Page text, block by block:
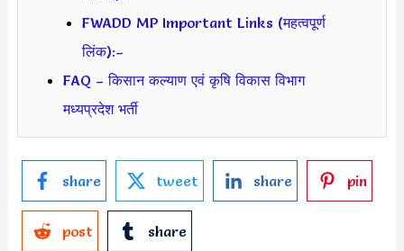
FWADD MP Important Links (महत्वपूर्ण
लिंक):–
FAQ – किसान कल्याण एवं कृषि विकास विभाग
मध्यप्रदेश भर्ती
share tweet share pin
post share